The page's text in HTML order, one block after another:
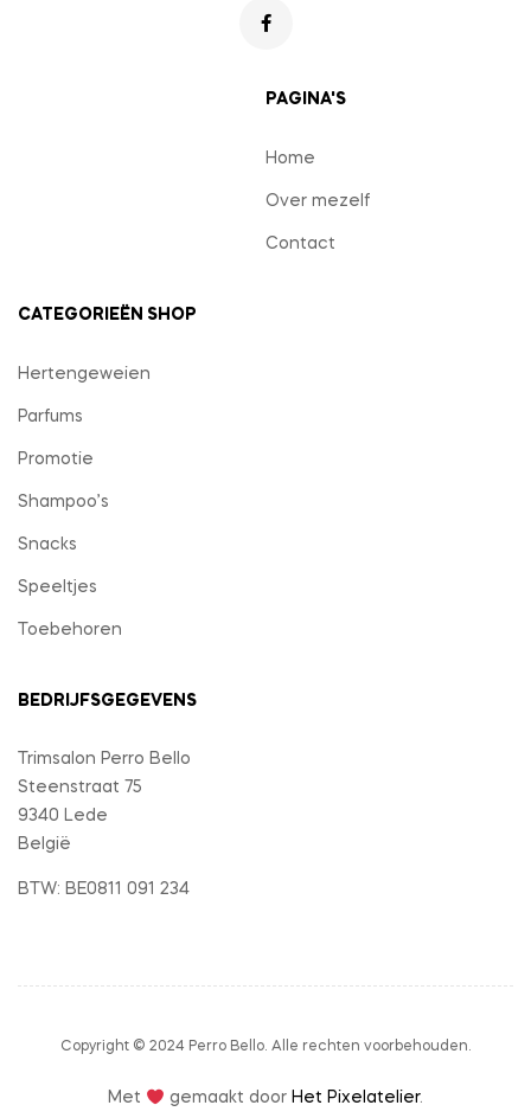
PAGINA'S
Home
Over mezelf
Contact
CATEGORIEËN SHOP
Hertengeweien
Parfums
Promotie
Shampoo’s
Snacks
Speeltjes
Toebehoren
BEDRIJFSGEGEVENS
Trimsalon Perro Bello
Steenstraat 75
9340 Lede
België
BTW: BE0811 091 234
Copyright © 2024 Perro Bello. Alle rechten voorbehouden.
Met gemaakt door Het Pixelatelier.